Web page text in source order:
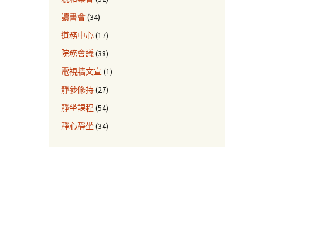
讀書會(34)
道務中心(17)
院務會議(38)
電視牆文宣 (1)
靜參修持(27)
靜坐課程 (54)
靜心靜坐 (34)